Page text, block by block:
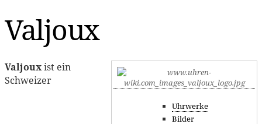
Valjoux
Uhrwerke
Bilder
Valjouxist ein
Schweizer